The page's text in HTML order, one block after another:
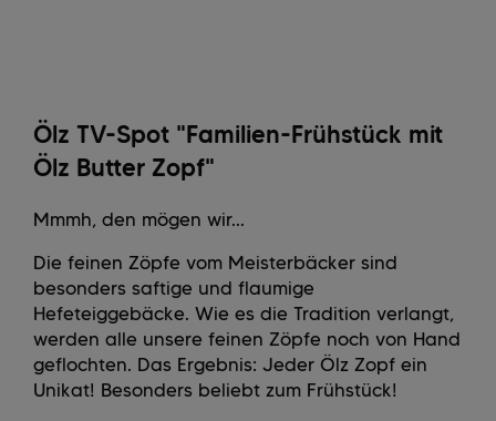
Ölz TV-Spot "Familien-Frühstück mit
Ölz Butter Zopf"
Mmmh, den mögen wir...
Die feinen Zöpfe vom Meisterbäcker sind
besonders saftige und flaumige
Hefeteiggebäcke. Wie es die Tradition verlangt,
werden alle unsere feinen Zöpfe noch von Hand
geflochten. Das Ergebnis: Jeder Ölz Zopf ein
Unikat! Besonders beliebt zum Frühstück!